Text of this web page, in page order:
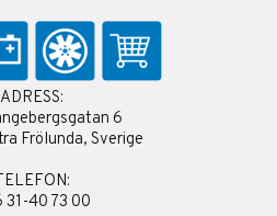
ADRESS:
6
Frölunda, Sverige
31-40 73 00